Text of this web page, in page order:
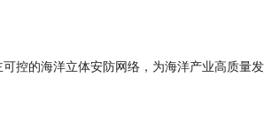
控的海洋立体安防网络，为海洋产业高质量